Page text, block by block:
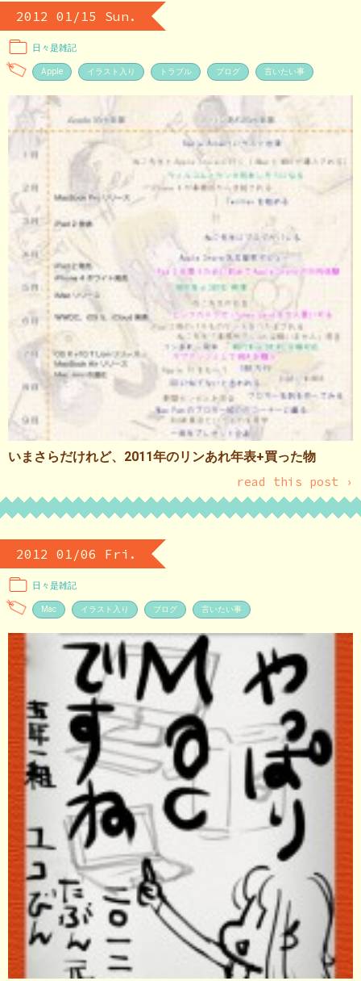
2012 01/15 Sun.
日々是雑記
Apple イラスト入り トラブル ブログ 言いたい事
いまさらだけれど、2011年のリンあれ年表+買った物
read this post ›
2012 01/06 Fri.
日々是雑記
Mac イラスト入り ブログ 言いたい事